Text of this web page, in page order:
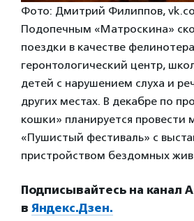
Фото: Дмитрий Филиппов,
Подопечным «Матроскина»
поездки в качестве
геронтологический центр,
детей с нарушением слуха и
других местах. В декабре по
кошки» планируется провести
«Пушистый фестиваль» с
пристройством бездомных
Подписывайтесь на канал
в Яндекс.Дзен.